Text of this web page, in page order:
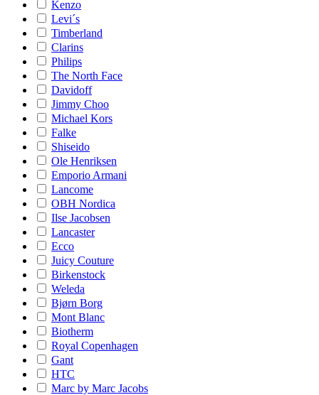
Kenzo
Levi´s
Timberland
Clarins
Philips
The North Face
Davidoff
Jimmy Choo
Michael Kors
Falke
Shiseido
Ole Henriksen
Emporio Armani
Lancome
OBH Nordica
Ilse Jacobsen
Lancaster
Ecco
Juicy Couture
Birkenstock
Weleda
Bjørn Borg
Mont Blanc
Biotherm
Royal Copenhagen
Gant
HTC
Marc by Marc Jacobs